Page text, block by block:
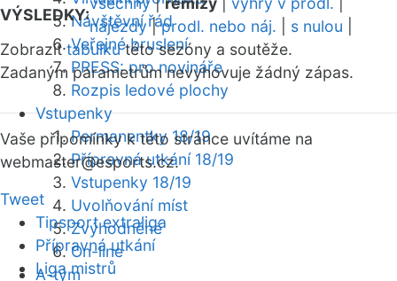
Návštěvní řád
Veřejné bruslení
PRESS: pro novináře
Rozpis ledové plochy
Vstupenky
Permanentky 18/19
Přípravná utkání 18/19
Vstupenky 18/19
Uvolňování míst
Zvýhodněné
On-line
A-tým
VÝSLEDKY:
nájezdy|prodl. nebo náj. s nulou
Zobrazittabulkutéto sezóny a soutěže.
Zadaným parametrům nevyhovuje žádný zápas.
Vaše připomínky k této stránce uvítáme na
webmaster@esports.cz.
Tweet
Tipsport extraliga
Přípravná utkání
Liga mistrů